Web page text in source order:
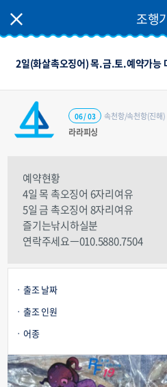
조행
2일(화살촉오징어) 목.금.토.예약가능
라라피싱
속천항/속천항(진해)
06 / 03
예약현황
4일 목 촉오징어 6자리여유
5일 금 촉오징어 8자리여유
즐기는낚시하실분
연락주세요ㅡ010.5880.7504
출조 날짜
출조 인원
어종